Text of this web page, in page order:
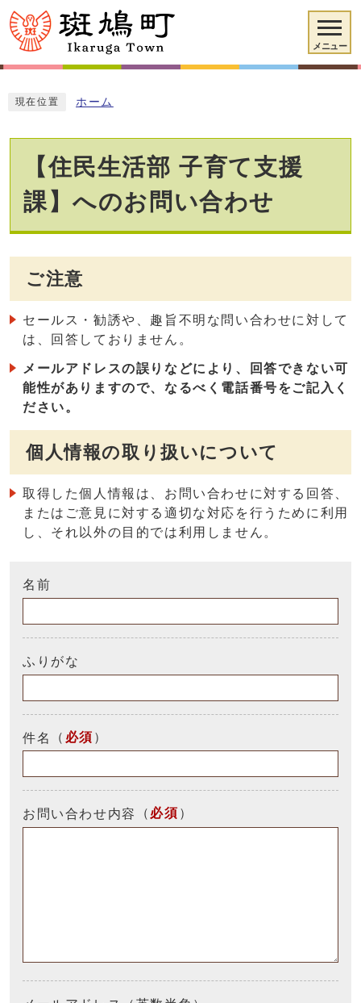
メニュー
現在位置 ホーム
【住民生活部 子育て支援
課】へのお問い合わせ
ご注意
セールス・勧誘や、趣旨不明な問い合わせに対して
は、回答しておりません。
メールアドレスの誤りなどにより、回答できない可
能性がありますので、なるべく電話番号をご記入く
ださい。
個人情報の取り扱いについて
取得した個人情報は、お問い合わせに対する回答、
またはご意見に対する適切な対応を行うために利用
し、それ以外の目的では利用しません。
名前
ふりがな
件名 （ 必須 ）
お問い合わせ内容 （ 必須 ）